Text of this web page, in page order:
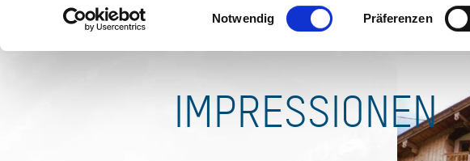
Einwilligungsauswahl
Notwendig Präferenzen
IMPRESSIONEN